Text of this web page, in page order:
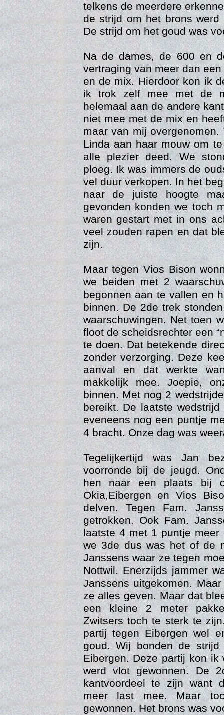
telkens de meerdere
de strijd om het brons
De strijd om het goud was
Na de dames, de 600 en
vertraging van meer dan
en de mix. Hierdoor kon ik
ik trok zelf mee met de
helemaal aan de andere
niet mee met de mix en
maar van mij
Linda aan haar mouw om
alle plezier deed. We
ploeg. Ik was immers de
vel duur verkopen. In het
naar de juiste hoogte
gevonden konden we toch
waren gestart met in ons
veel zouden rapen en dat
zijn.
Maar tegen Vios Bison
we beiden met 2
begonnen aan te vallen en
binnen. De 2de trek
waarschuwingen. Net toen
floot de scheidsrechter een
te doen. Dat betekende
zonder verzorging. Deze
aanval en dat werkte
makkelijk mee. Joepie,
binnen. Met nog 2
bereikt. De laatste
eveneens nog een puntje
4 bracht. Onze dag was
Tegelijkertijd was Jan
voorronde bij de jeugd.
hen naar een plaats bij
Okia,Eibergen en Vios
delven. Tegen Fam.
getrokken. Ook Fam.
laatste 4 met 1 puntje
we 3de dus was het of de
Janssens waar ze tegen
Nottwil. Enerzijds jammer
Janssens uitgekomen.
ze alles geven. Maar dat
een kleine 2 meter
Zwitsers toch te sterk te
partij tegen Eibergen wel
goud. Wij bonden de
Eibergen. Deze partij kon
werd vlot gewonnen. De
kantvoordeel te zijn want
meer last mee. Maar
gewonnen. Het brons was